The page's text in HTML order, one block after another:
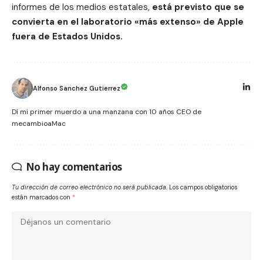
informes de los medios estatales, está previsto que se
convierta en el laboratorio «más extenso» de Apple
fuera de Estados Unidos.
Alfonso Sanchez Gutierrez
Dí mi primer muerdo a una manzana con 10 años CEO de
mecambioaMac
No hay comentarios
Tu dirección de correo electrónico no será publicada. Los campos obligatorios
están marcados con *